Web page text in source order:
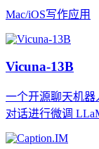
Mac/iOS写作应用
Vicuna-13B
一个开源聊天机器
对话进行微调